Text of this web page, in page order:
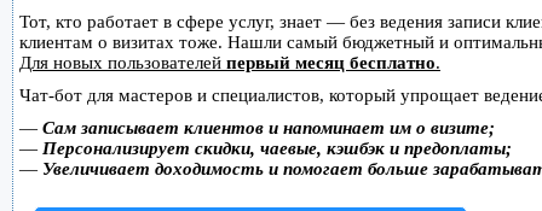
Тот, кто работает в сфере услуг, знает — без ведения записи
клиентам о визитах тоже. Нашли самый бюджетный и
Для новых пользователей первый месяц бесплатно.
Чат-бот для мастеров и специалистов, который упрощает
— Сам записывает клиентов и напоминает им о визите;
— Персонализирует скидки, чаевые, кэшбэк и предоплаты;
— Увеличивает доходимость и помогает больше